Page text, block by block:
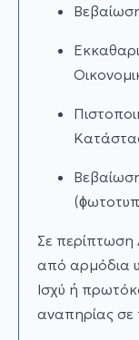
Σε περίπτωση
από αρµόδια
lσχύ ή
αναπηρίας σε